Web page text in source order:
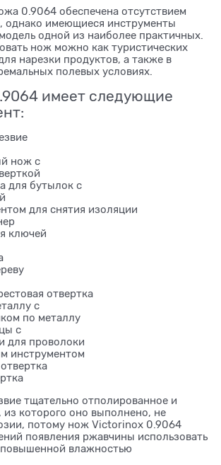
0.9064 обеспечена отсутствием
однако имеющиеся инструменты
одной из наиболее практичных.
нож можно как туристических
нарезки продуктов, а также в
полевых условиях.
имеет следующие
нож с
для бутылок с
для снятия изоляции
ключей
отвертка
с
по металлу
с
для проволоки
инструментом
тщательно отполированное и
из которого оно выполнено, не
потому нож Victorinox 0.9064
появления ржавчины использовать
повышенной влажностью